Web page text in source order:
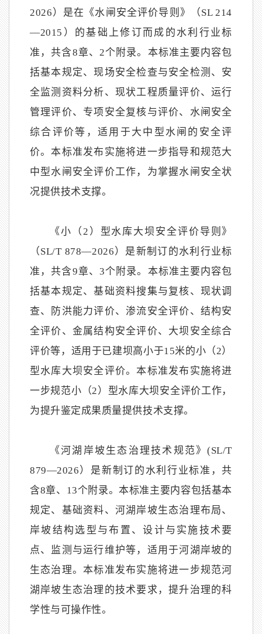
2026）是在《水闸安全评价导则》（SL 214
—2015）的基础上修订而成的水利行业标
准，共含8章、2个附录。本标准主要内容包
括基本规定、现场安全检查与安全检测、安
全监测资料分析、现状工程质量评价、运行
管理评价、专项安全复核与评价、水闸安全
综合评价等，适用于大中型水闸的安全评
价。本标准发布实施将进一步指导和规范大
中型水闸安全评价工作，为掌握水闸安全状
况提供技术支撑。
《小（2）型水库大坝安全评价导则》
（SL/T 878—2026）是新制订的水利行业标
准，共含9章、3个附录。本标准主要内容包
括基本规定、基础资料搜集与复核、现状调
查、防洪能力评价、渗流安全评价、结构安
全评价、金属结构安全评价、大坝安全综合
评价等，适用于已建坝高小于15米的小（2）
型水库大坝安全评价。本标准发布实施将进
一步规范小（2）型水库大坝安全评价工作，
为提升鉴定成果质量提供技术支撑。
《河湖岸坡生态治理技术规范》(SL/T
879—2026）是新制订的水利行业标准，共
含8章、13个附录。本标准主要内容包括基本
规定、基础资料、河湖岸坡生态治理布局、
岸坡结构选型与布置、设计与实施技术要
点、监测与运行维护等，适用于河湖岸坡的
生态治理。本标准发布实施将进一步规范河
湖岸坡生态治理的技术要求，提升治理的科
学性与可操作性。